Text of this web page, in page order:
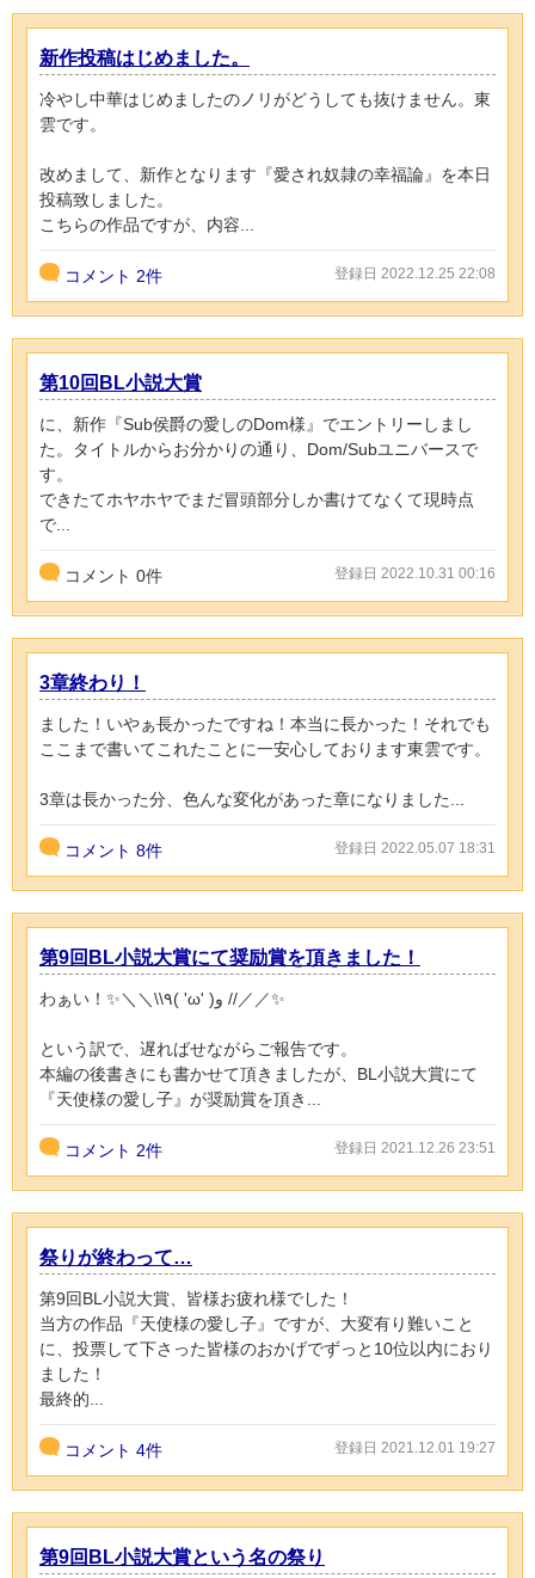
新作投稿はじめました。
冷やし中華はじめましたのノリがどうしても抜けません。東
雲です。
改めまして、新作となります『愛され奴隷の幸福論』を本日
投稿致しました。
こちらの作品ですが、内容...
コメント 2件 登録日 2022.12.25 22:08
第10回BL小説大賞
に、新作『Sub侯爵の愛しのDom様』でエントリーしまし
た。タイトルからお分かりの通り、Dom/Subユニバースで
す。
できたてホヤホヤでまだ冒頭部分しか書けてなくて現時点
で...
コメント 0件 登録日 2022.10.31 00:16
3章終わり！
ました！いやぁ長かったですね！本当に長かった！それでも
ここまで書いてこれたことに一安心しております東雲です。
3章は長かった分、色んな変化があった章になりました...
コメント 8件 登録日 2022.05.07 18:31
第9回BL小説大賞にて奨励賞を頂きました！
わぁい！✨＼＼\\٩( 'ω' )و //／／✨
という訳で、遅ればせながらご報告です。
本編の後書きにも書かせて頂きましたが、BL小説大賞にて
『天使様の愛し子』が奨励賞を頂き...
コメント 2件 登録日 2021.12.26 23:51
祭りが終わって…
第9回BL小説大賞、皆様お疲れ様でした！
当方の作品『天使様の愛し子』ですが、大変有り難いこと
に、投票して下さった皆様のおかげでずっと10位以内におり
ました！
最終的...
コメント 4件 登録日 2021.12.01 19:27
第9回BL小説大賞という名の祭り